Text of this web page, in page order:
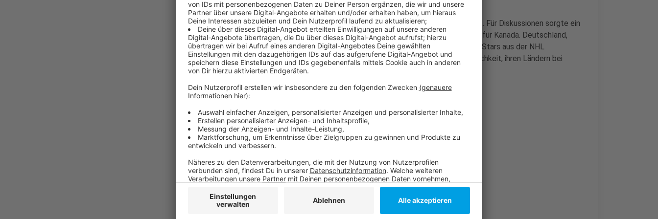
Nach dem ersten Drittel stand es bereits 0:3 aus deutscher Sicht. Für Diskussionen sorgte ein
brutaler Check an Marco Nowak - gleich im Anschluss fiel das 1:0 für Kanada. Deutschland,
aber auch jedes andere Team bei den Spielen muss ohne jegliche Stars aus der NHL
auskommen, für Leon Draisaitl und Co. gibt es wieder keine Möglichkeit, ihren Ländern bei
Olympia zur Verfügung zu stehen.
Anzeige
Weitere Infos und Links zum Thema
Anzeige
Hier geht’s zum Livestream